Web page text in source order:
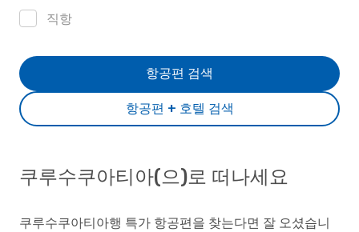
직항
항공편 + 호텔 검색
항공편 검색
쿠루수쿠아티아(으)로 떠나세요
쿠루수쿠아티아행 특가 항공편을 찾는다면 잘 오셨습니